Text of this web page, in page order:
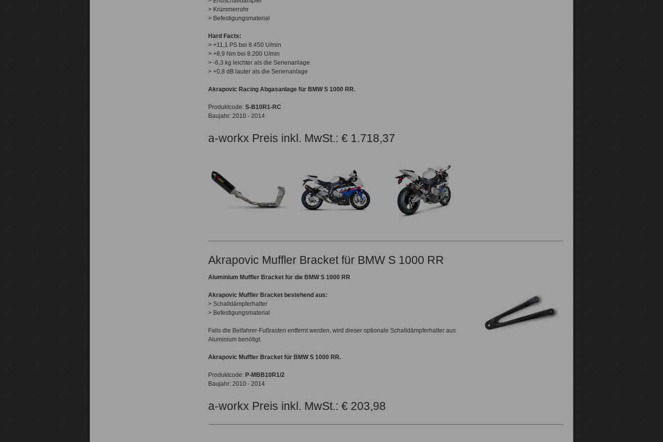
> Krümmerrohr
> Befestigungsmaterial
Hard Facts:
> +11,1 PS bei 8.450 U/min
> +8,9 Nm bei 8.200 U/min
> -6,3 kg leichter als die Serienanlage
> +0,8 dB lauter als die Serienanlage
Akrapovic Racing Abgasanlage für BMW S 1000 RR.
Produktcode: S-B10R1-RC
Baujahr: 2010 - 2014
a-workx Preis inkl. MwSt.: € 1.718,37
Akrapovic Muffler Bracket für BMW S 1000 RR
Aluminium Muffler Bracket für die BMW S 1000 RR
Akrapovic Muffler Bracket bestehend aus:
> Schalldämpferhalter
> Befestigungsmaterial
Falls die Beifahrer-Fußrasten entfernt werden, wird dieser optionale Schalldämpferhalter aus
Aluminium benötigt.
Akrapovic Muffler Bracket für BMW S 1000 RR.
Produktcode: P-MBB10R1/2
Baujahr: 2010 - 2014
a-workx Preis inkl. MwSt.: € 203,98